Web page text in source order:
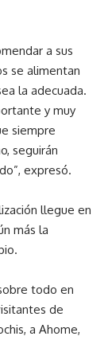
a sus
se alimentan
la adecuada.
y muy
siempre
seguirán
expresó.
llegue en
más la
todo en
de
a Ahome,